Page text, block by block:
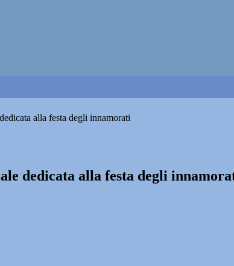
alla festa degli innamorati
dedicata alla festa degli